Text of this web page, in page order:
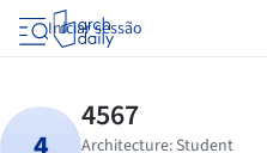
Iniciar sessão